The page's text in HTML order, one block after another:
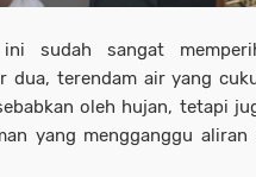
sudah sangat
dua, terendam air yang
oleh hujan, tetapi
yang mengganggu